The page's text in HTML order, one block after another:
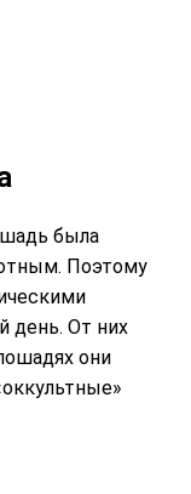
была
Поэтому
день. От них
они